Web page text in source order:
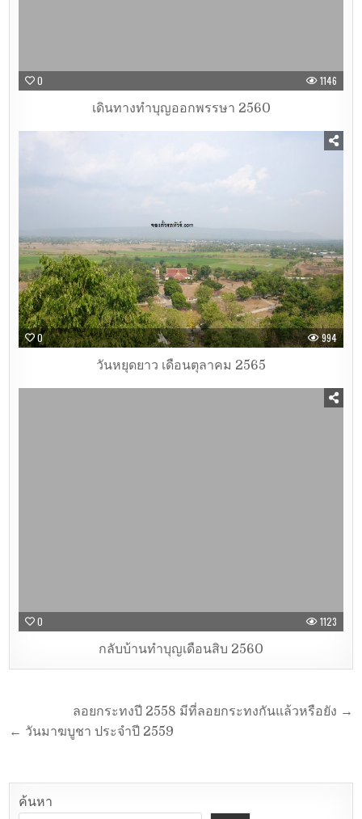
0 1146
เดินทางทำบุญออกพรรษา 2560
0 994
วันหยุดยาว เดือนตุลาคม 2565
0 1123
กลับบ้านทำบุญเดือนสิบ 2560
ลอยกระทงปี 2558 มีที่ลอยกระทงกันแล้วหรือยัง →
← วันมาฆบูชา ประจำปี 2559
ค้นหา